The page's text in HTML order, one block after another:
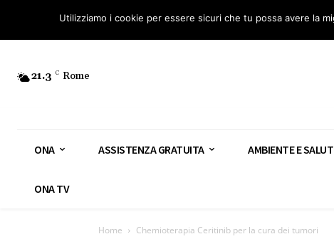
Osservatorio Nazionale Amianto: aderisci Diventa Guardia Nazionale Amianto
21.3 C Rome
ONA ASSISTENZA GRATUITA AMBIENTE E
ONA TV
Home Chemioterapia Ceritinib per la cura dei tumori
Utilizziamo i cookie per essere sicuri che tu possa avere la